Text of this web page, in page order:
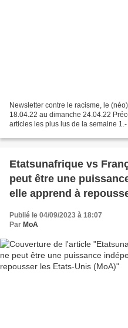
Newsletter contre le racisme, le
18.04.22 au dimanche 24.04.22
articles les plus lus de la semaine
Etatsunafrique vs
peut être une
elle apprend à
Publié le 04/09/2023 à 18:07
Par MoA